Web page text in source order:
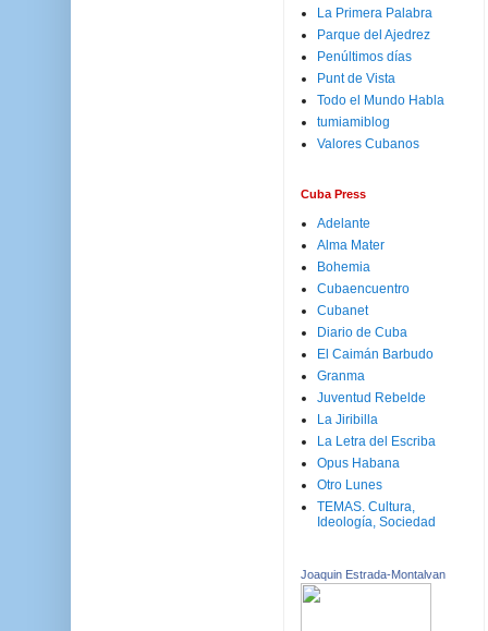
La Primera Palabra
Parque del Ajedrez
Penúltimos días
Punt de Vista
Todo el Mundo Habla
tumiamiblog
Valores Cubanos
Cuba Press
Adelante
Alma Mater
Bohemia
Cubaencuentro
Cubanet
Diario de Cuba
El Caimán Barbudo
Granma
Juventud Rebelde
La Jiribilla
La Letra del Escriba
Opus Habana
Otro Lunes
TEMAS. Cultura,
Ideología, Sociedad
Joaquin Estrada-Montalvan